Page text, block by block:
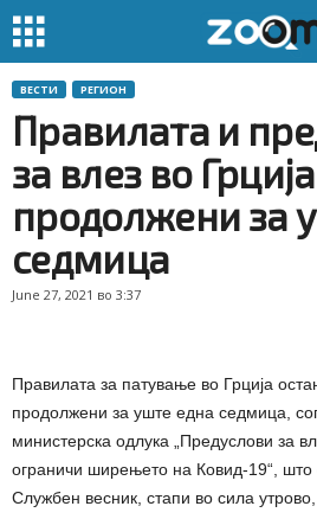
ВЕСТИ РЕГИОН
Правилата и
за влез во Грција
продолжени за
седмица
June 27, 2021 во 3:37
Правилата за патување во Грција
продолжени за уште една седмица,
министерска одлука „Предуслови за
ограничи ширењето на Ковид-19“, што
Службен весник, стапи во сила